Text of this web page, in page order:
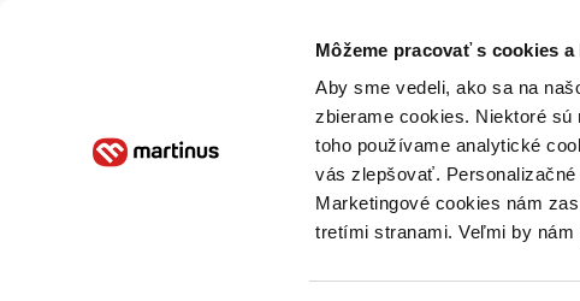
Môžeme pracovať s cookies
Aby sme vedeli, ako sa na
zbierame cookies. Niektoré sú
toho používame analytické
vás zlepšovať.
Marketingové cookies nám
tretími stranami. Veľmi by
Poukážky Kontakt